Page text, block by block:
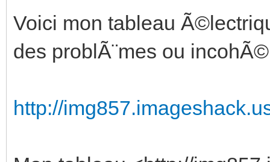
Voici mon tableau
des problÃ¨mes ou
http://